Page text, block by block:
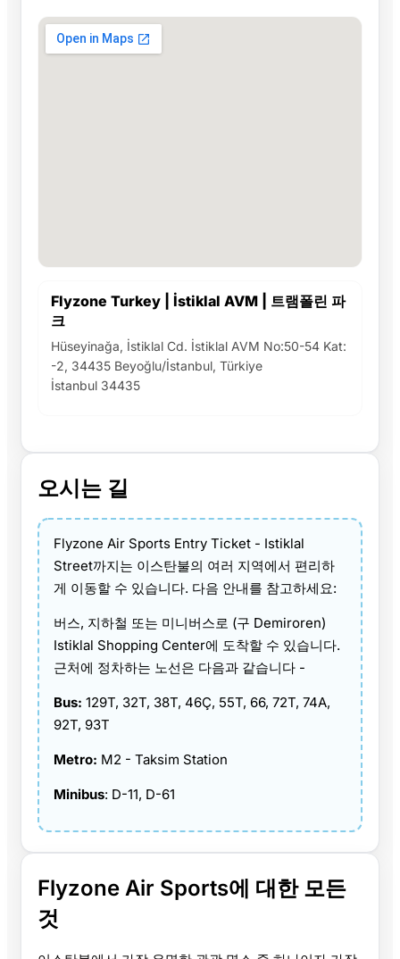
Flyzone Turkey | İstiklal AVM | 트램폴린 파
크
Hüseyinağa, İstiklal Cd. İstiklal AVM No:50-54 Kat:
-2, 34435 Beyoğlu/İstanbul, Türkiye
İstanbul 34435
오시는 길
Flyzone Air Sports Entry Ticket - Istiklal
Street까지는 이스탄불의 여러 지역에서 편리하
게 이동할 수 있습니다. 다음 안내를 참고하세요:
버스, 지하철 또는 미니버스로 (구 Demiroren)
Istiklal Shopping Center에 도착할 수 있습니다.
근처에 정차하는 노선은 다음과 같습니다 -
Bus: 129T, 32T, 38T, 46Ç, 55T, 66, 72T, 74A,
92T, 93T
Metro: M2 - Taksim Station
Minibus: D-11, D-61
Flyzone Air Sports에 대한 모든
것